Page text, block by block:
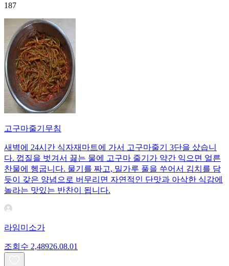
187
고구마줄기무침
새벽에 24시간 식자재마트에 가서 고구마줄기 3단을 샀습니
다. 껍질을 벗겨서 끓는 물에 고구마 줄기가 약간 익으면 얼른
찬물에 헹굽니다. 물기를 짜고, 밀가루 풀을 쑤어서 김치를 담
듯이 갖은 양념으로 버무리면 자연적인 단맛과 아삭한 식감에
놀라는 맛있는 반찬이 됩니다.
라임미소가
조회수 2,48926.08.01